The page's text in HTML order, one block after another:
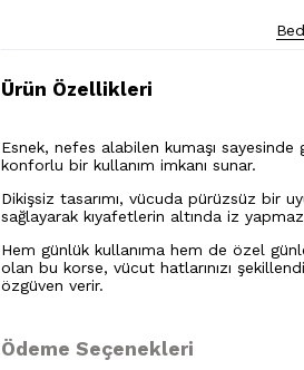
Ürün Özellikleri
Esnek, nefes alabilen kumaşı sayesinde
konforlu bir kullanım imkanı sunar.
Dikişsiz tasarımı, vücuda pürüzsüz bir
sağlayarak kıyafetlerin altında iz
Hem günlük kullanıma hem de özel
olan bu korse, vücut hatlarınızı
özgüven verir.
Ödeme Seçenekleri